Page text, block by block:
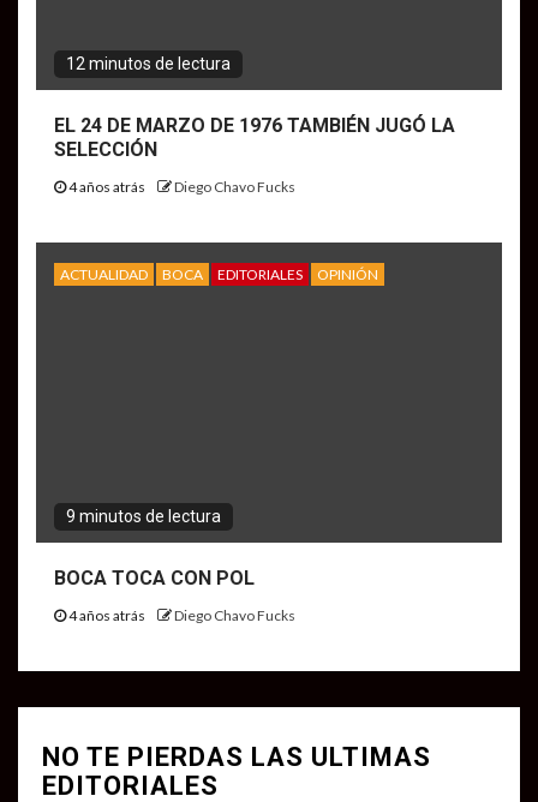
12 minutos de lectura
EL 24 DE MARZO DE 1976 TAMBIÉN JUGÓ LA
SELECCIÓN
4 años atrás Diego Chavo Fucks
ACTUALIDAD BOCA EDITORIALES OPINIÓN
9 minutos de lectura
BOCA TOCA CON POL
4 años atrás Diego Chavo Fucks
NO TE PIERDAS LAS ULTIMAS
EDITORIALES